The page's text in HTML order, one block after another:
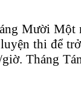
Mười Một
thi để
Tháng